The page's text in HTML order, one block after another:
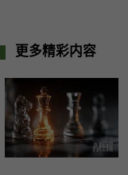
更多精彩内容